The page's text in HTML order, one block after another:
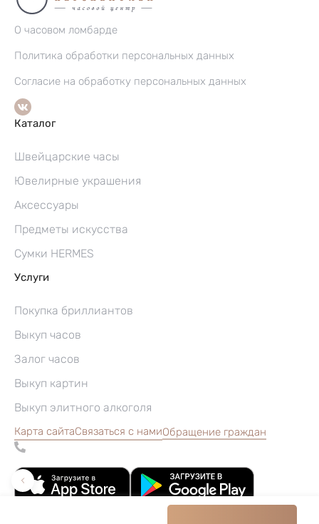
О часовом ломбарде
Политика обработки персональных данных
Согласие на обработку персональных данных
Каталог
Швейцарские часы
Ювелирные украшения
Аксессуары
Предметы искусства
Сумки HERMES
Услуги
Покупка бриллиантов
Выкуп часов
Залог часов
Выкуп картин
Выкуп элитного алкоголя
Карта сайтаСвязаться с намиОбращение граждан